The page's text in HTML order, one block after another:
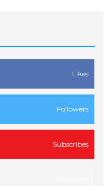
Likes
Followers
Subscribes